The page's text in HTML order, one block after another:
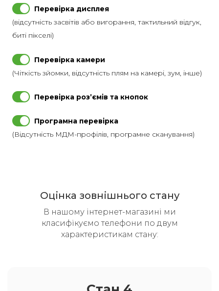
Перевірка дисплея
(відсутність засвітів або вигорання, тактильний відгук,
биті пікселі)
Перевірка камери
(Чіткість зйомки, відсутність плям на камері, зум, інше)
Перевірка розʼємів та кнопок
Програмна перевірка
(Відсутність МДМ-профілів, програмне сканування)
Оцінка зовнішнього стану
В нашому інтернет-магазині ми
класифікуємо телефони по двум
характеристикам стану: